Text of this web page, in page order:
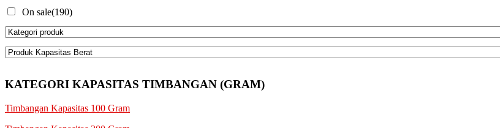
On sale(190)
KATEGORI KAPASITAS TIMBANGAN (GRAM)
Timbangan Kapasitas 100 Gram